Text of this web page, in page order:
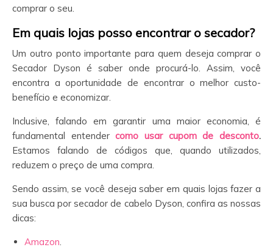
comprar o seu.
Em quais lojas posso encontrar o secador?
Um outro ponto importante para quem deseja comprar o
Secador Dyson é saber onde procurá-lo. Assim, você
encontra a oportunidade de encontrar o melhor custo-
benefício e economizar.
Inclusive, falando em garantir uma maior economia, é
fundamental entendercomo usar cupom de desconto.
Estamos falando de códigos que, quando utilizados,
reduzem o preço de uma compra.
Sendo assim, se você deseja saber em quais lojas fazer a
sua busca por secador de cabelo Dyson, confira as nossas
dicas:
Amazon.